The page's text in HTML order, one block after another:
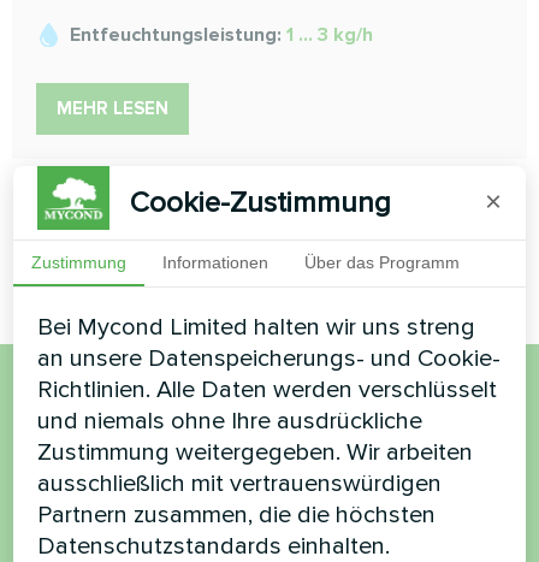
Entfeuchtungsleistung: 1 ... 3 kg/h
MEHR LESEN
1 2 3
Möchten Sie kaufen oder
haben Sie Fragen?
Kontaktieren Sie uns und wir werden Ihnen
Cookie-Zustimmung ×
Zustimmung Informationen Über das Programm
Bei Mycond Limited halten wir uns streng
an unsere Datenspeicherungs- und Cookie-
Richtlinien. Alle Daten werden verschlüsselt
und niemals ohne Ihre ausdrückliche
Zustimmung weitergegeben. Wir arbeiten
ausschließlich mit vertrauenswürdigen
Partnern zusammen, die die höchsten
Datenschutzstandards einhalten.